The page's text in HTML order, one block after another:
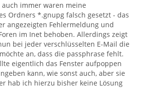
immer waren meine
Ordners *.gnupg falsch gesetzt - das
angezeigten Fehlermeldung und
im Inet behoben. Allerdings zeigt
bei jeder verschlüsselten E-Mail die
an, dass die passphrase fehlt.
eigentlich das Fenster aufpoppen
kann, wie sonst auch, aber sie
hab ich hierzu bisher keine Lösung